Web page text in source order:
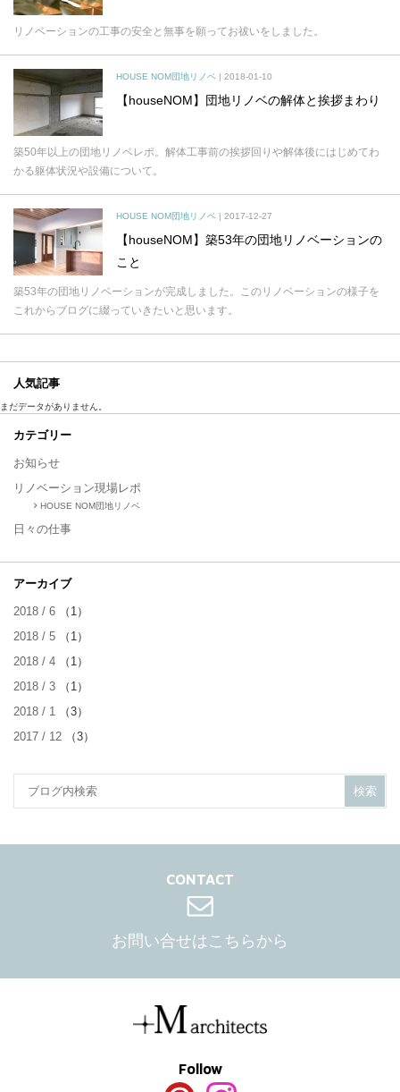
リノベーションの工事の安全と無事を願ってお祓いをしました。
HOUSE NOM団地リノベ | 2018-01-10
【houseNOM】団地リノベの解体と挨拶まわり
築50年以上の団地リノベレポ。解体工事前の挨拶回りや解体後にはじめてわ
かる躯体状況や設備について。
HOUSE NOM団地リノベ | 2017-12-27
【houseNOM】築53年の団地リノベーションの
こと
築53年の団地リノベーションが完成しました。このリノベーションの様子を
これからブログに綴っていきたいと思います。
人気記事
まだデータがありません。
カテゴリー
お知らせ
リノベーション現場レポ
HOUSE NOM団地リノベ
日々の仕事
アーカイブ
2018 / 6 （1）
2018 / 5 （1）
2018 / 4 （1）
2018 / 3 （1）
2018 / 1 （3）
2017 / 12 （3）
CONTACT
お問い合せはこちらから
Follow